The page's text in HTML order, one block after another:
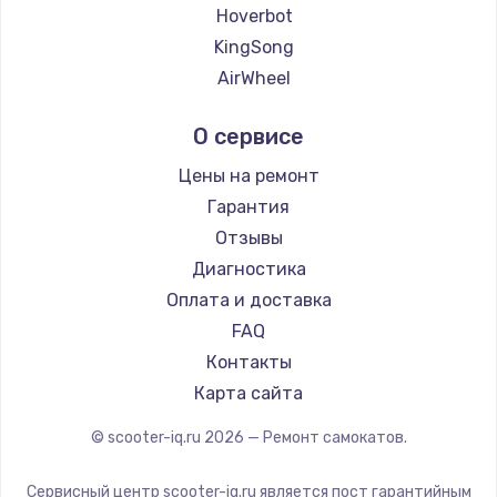
2500 руб.
Заказать
1300 руб.
Заказать
Техобслуживание
Заказать
Установка / подключение / демонтаж
1300 руб.
Hoverbot
KingSong
AirWheel
Hunter
Shorner
Joyor
Minimotors
Bork
Segway
KIRIN
О сервисе
Цены на ремонт
Гарантия
Отзывы
Диагностика
Оплата и доставка
FAQ
Контакты
Карта сайта
© scooter-iq.ru 2026 — Ремонт самокатов.
Сервисный центр scooter-iq.ru является пост гарантийным